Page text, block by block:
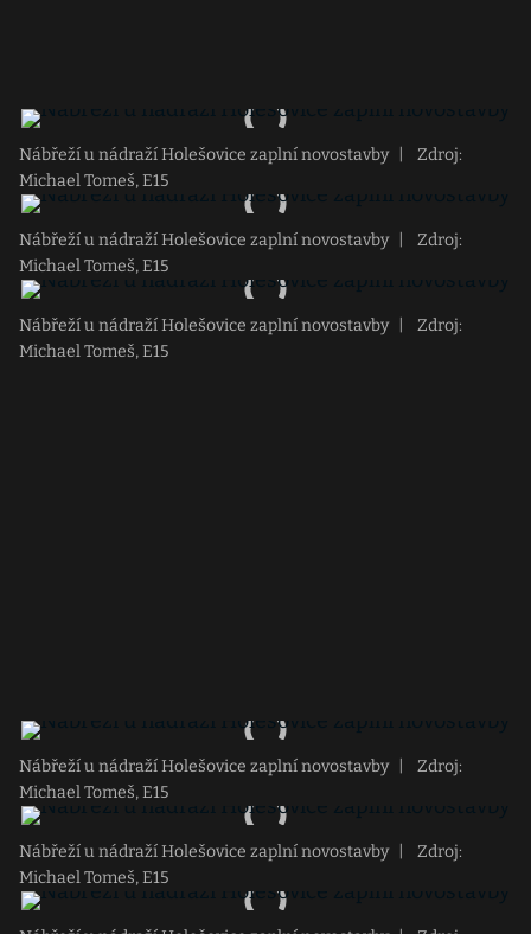
Nábřeží u nádraží Holešovice zaplní novostavby
Zdroj:
Michael Tomeš, E15
Nábřeží u nádraží Holešovice zaplní novostavby
Zdroj:
Michael Tomeš, E15
Nábřeží u nádraží Holešovice zaplní novostavby
Zdroj:
Michael Tomeš, E15
Nábřeží u nádraží Holešovice zaplní novostavby
Zdroj:
Michael Tomeš, E15
Nábřeží u nádraží Holešovice zaplní novostavby
Zdroj:
Michael Tomeš, E15